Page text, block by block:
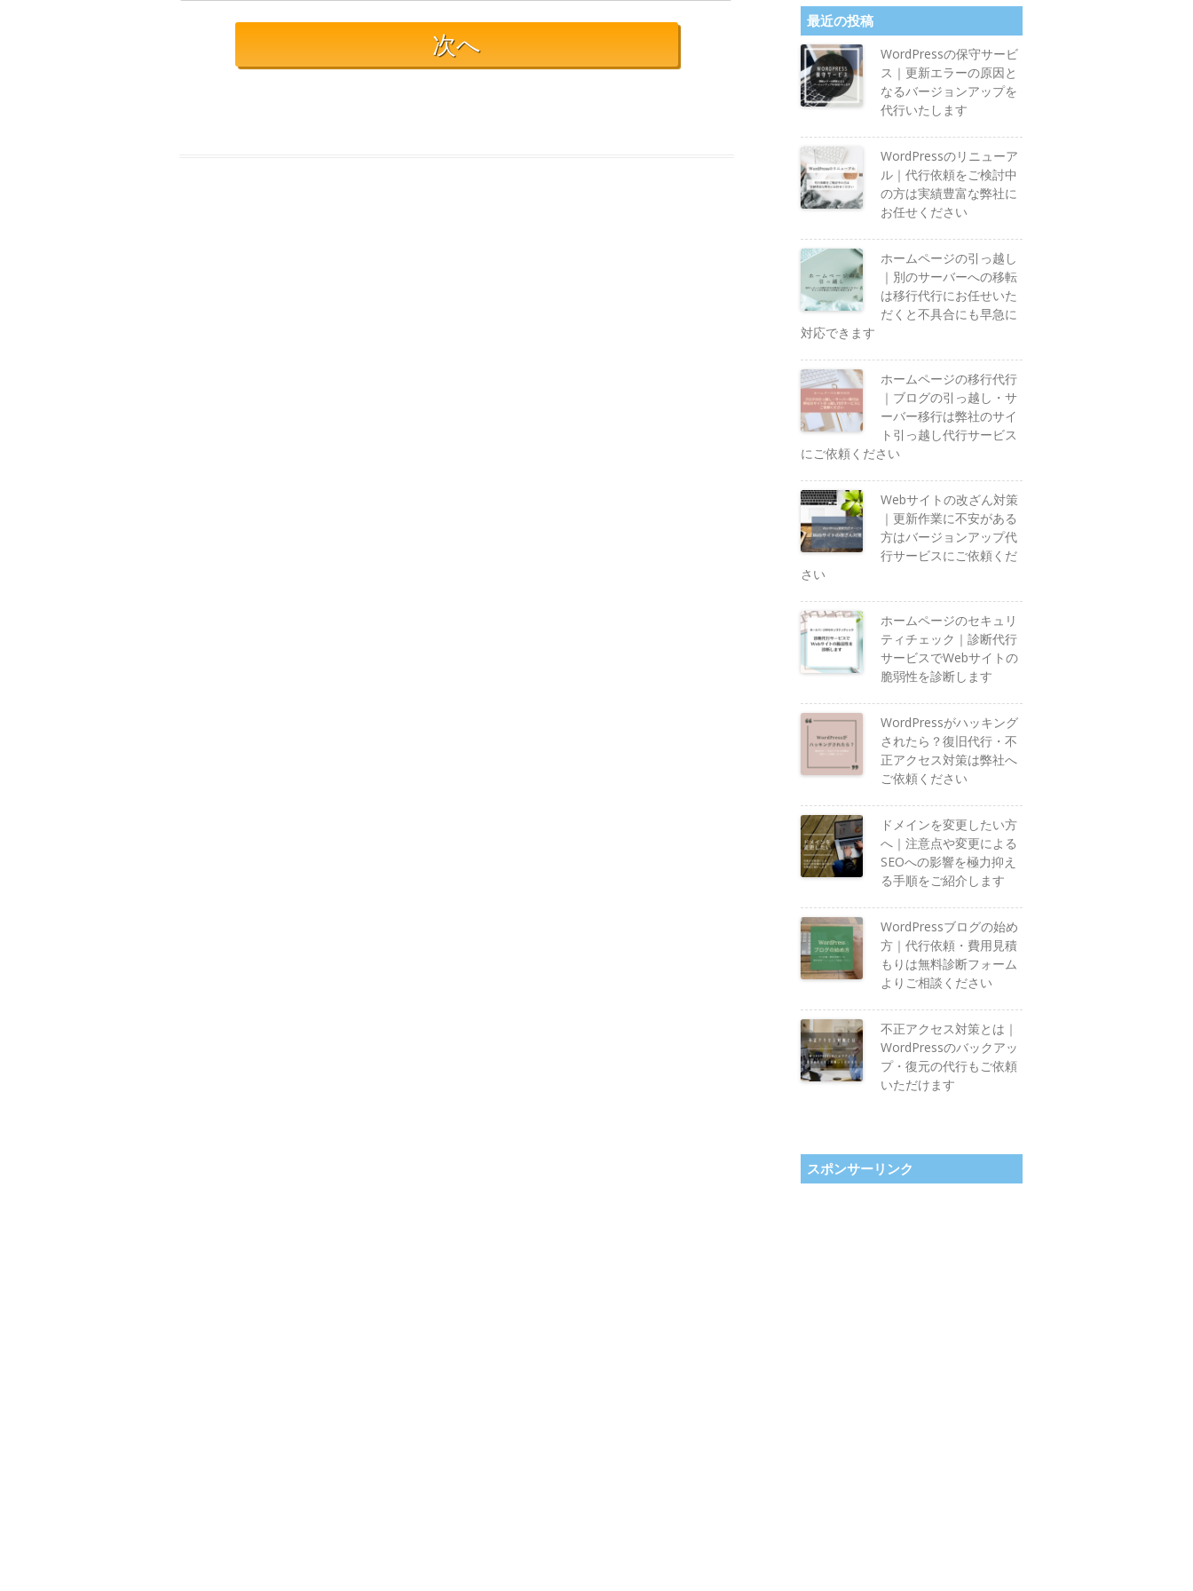
最近の投稿
WordPressの保守サービ
ス｜更新エラーの原因と
なるバージョンアップを
代行いたします
WordPressのリニューア
ル｜代行依頼をご検討中
の方は実績豊富な弊社に
お任せください
ホームページの引っ越し
｜別のサーバーへの移転
は移行代行にお任せいた
だくと不具合にも早急に
対応できます
ホームページの移行代行
｜ブログの引っ越し・サ
ーバー移行は弊社のサイ
ト引っ越し代行サービス
にご依頼ください
Webサイトの改ざん対策
｜更新作業に不安がある
方はバージョンアップ代
行サービスにご依頼くだ
さい
ホームページのセキュリ
ティチェック｜診断代行
サービスでWebサイトの
脆弱性を診断します
WordPressがハッキング
されたら？復旧代行・不
正アクセス対策は弊社へ
ご依頼ください
ドメインを変更したい方
へ｜注意点や変更による
SEOへの影響を極力抑え
る手順をご紹介します
WordPressブログの始め
方｜代行依頼・費用見積
もりは無料診断フォーム
よりご相談ください
不正アクセス対策とは｜
WordPressのバックアッ
プ・復元の代行もご依頼
いただけます
スポンサーリンク